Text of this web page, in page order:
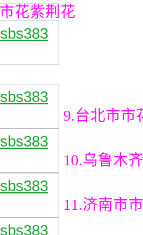
花紫荆花
9.台北市
10.乌鲁木
11.济南市